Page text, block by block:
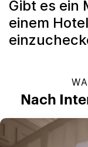
Gibt es ein
einem
Nach